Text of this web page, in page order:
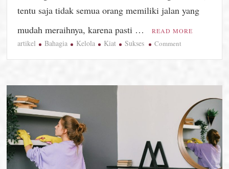
tentu saja tidak semua orang memiliki jalan yang
mudah meraihnya, karena pasti …
READ MORE
artikel Bahagia Kelola Kiat Sukses Comment
Kesuksesan
Kebahagiaan